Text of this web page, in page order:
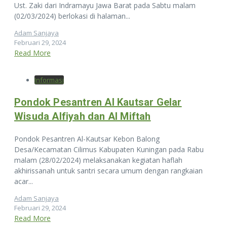
Ust. Zaki dari Indramayu Jawa Barat pada Sabtu malam
(02/03/2024) berlokasi di halaman...
Adam Sanjaya
Februari 29, 2024
Read More
Informasi
Pondok Pesantren Al Kautsar Gelar
Wisuda Alfiyah dan Al Miftah
Pondok Pesantren Al-Kautsar Kebon Balong
Desa/Kecamatan Cilimus Kabupaten Kuningan pada Rabu
malam (28/02/2024) melaksanakan kegiatan haflah
akhirissanah untuk santri secara umum dengan rangkaian
acar...
Adam Sanjaya
Februari 29, 2024
Read More